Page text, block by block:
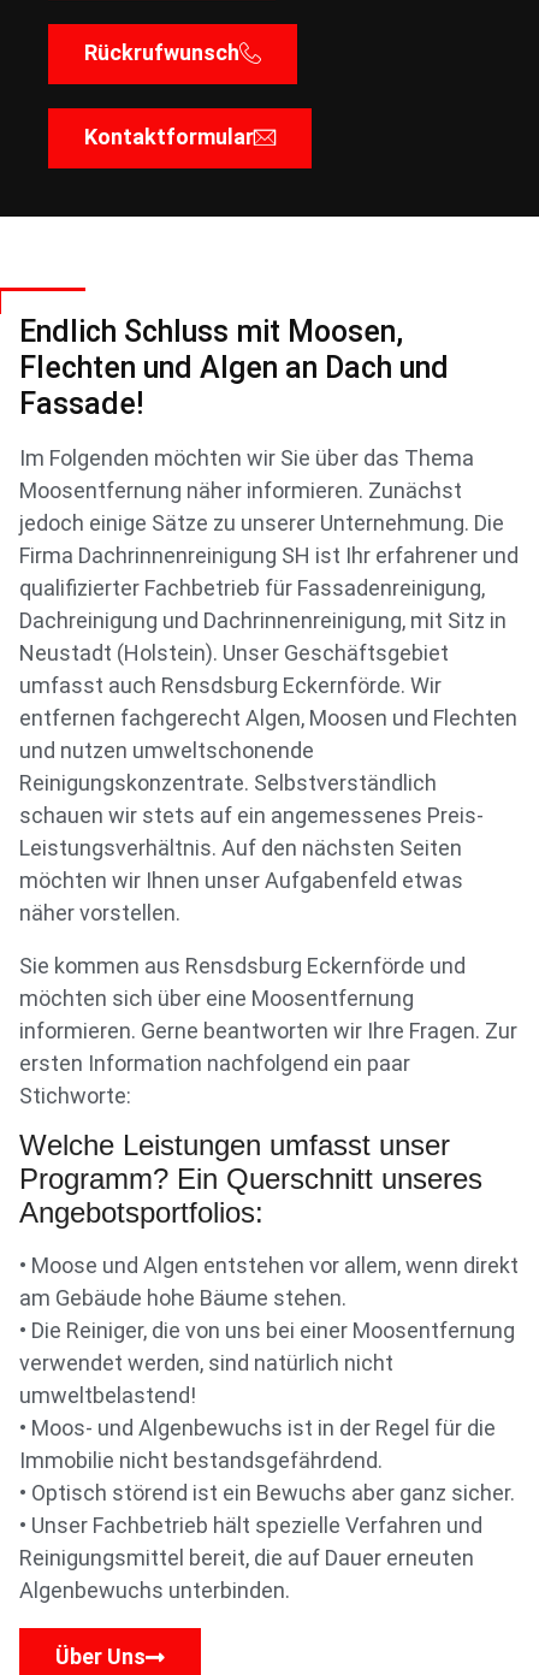
Rückrufwunsch
Kontaktformular
Endlich Schluss mit Moosen,
Flechten und Algen an Dach und
Fassade!
Im Folgenden möchten wir Sie über das Thema
Moosentfernung näher informieren. Zunächst
jedoch einige Sätze zu unserer Unternehmung. Die
Firma Dachrinnenreinigung SH ist Ihr erfahrener und
qualifizierter Fachbetrieb für Fassadenreinigung,
Dachreinigung und Dachrinnenreinigung, mit Sitz in
Neustadt (Holstein). Unser Geschäftsgebiet
umfasst auch Rensdsburg Eckernförde. Wir
entfernen fachgerecht Algen, Moosen und Flechten
und nutzen umweltschonende
Reinigungskonzentrate. Selbstverständlich
schauen wir stets auf ein angemessenes Preis-
Leistungsverhältnis. Auf den nächsten Seiten
möchten wir Ihnen unser Aufgabenfeld etwas
näher vorstellen.
Sie kommen aus Rensdsburg Eckernförde und
möchten sich über eine Moosentfernung
informieren. Gerne beantworten wir Ihre Fragen. Zur
ersten Information nachfolgend ein paar
Stichworte:
Welche Leistungen umfasst unser
Programm? Ein Querschnitt unseres
Angebotsportfolios:
• Moose und Algen entstehen vor allem, wenn direkt
am Gebäude hohe Bäume stehen.
• Die Reiniger, die von uns bei einer Moosentfernung
verwendet werden, sind natürlich nicht
umweltbelastend!
• Moos- und Algenbewuchs ist in der Regel für die
Immobilie nicht bestandsgefährdend.
• Optisch störend ist ein Bewuchs aber ganz sicher.
• Unser Fachbetrieb hält spezielle Verfahren und
Reinigungsmittel bereit, die auf Dauer erneuten
Algenbewuchs unterbinden.
Über Uns